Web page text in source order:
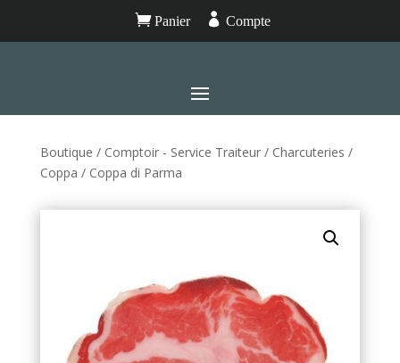
Panier  Compte
Boutique / Comptoir - Service Traiteur/ Charcuteries /
Coppa / Coppa di Parma